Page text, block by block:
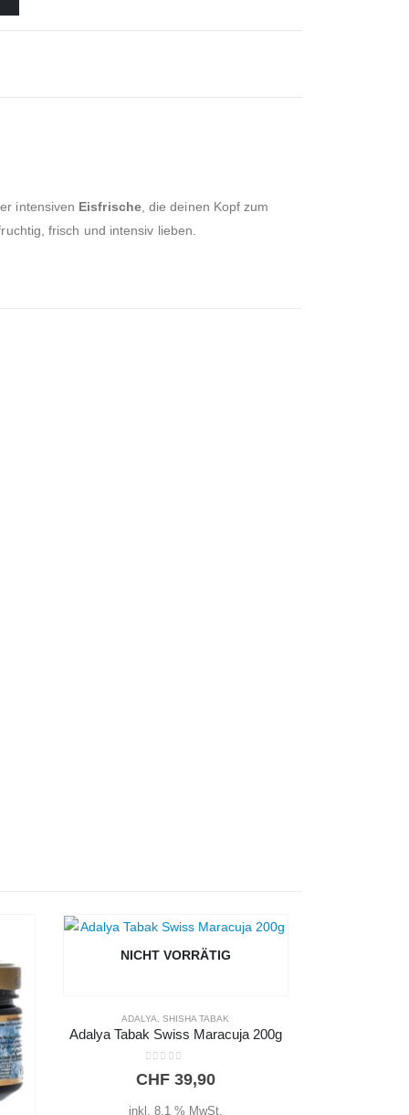
intensiven Eisfrische, die deinen Kopf zum
frisch und intensiv lieben.
NICHT VORRÄTIG
ADALYA ,SHISHA TABAK
Adalya Tabak Swiss Maracuja 200g
CHF39,90
inkl. 8,1 % MwSt.